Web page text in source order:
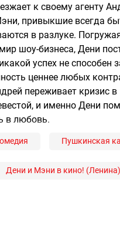
к своему агенту
привыкшие всегда
в разлуке.
шоу-бизнеса, Дени
успех не способен
ценнее любых
переживает кризис в
и именно Дени
в любовь.
Пушкинская
Дени и Мэни в кино! (Ленина)